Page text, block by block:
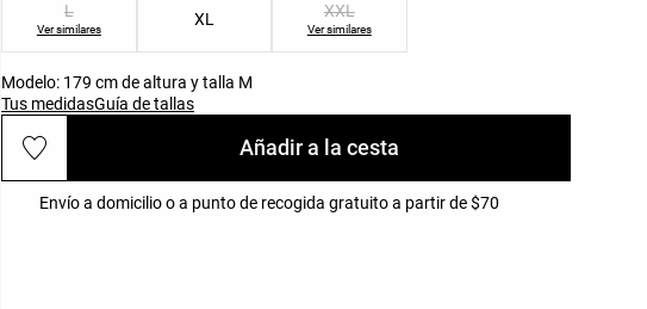
L
Ver similares
XL XXL
Ver similares
Modelo: 179 cm de altura y talla M
Tus medidasGuía de tallas
Añadir a la cesta
Envío a domicilio o a punto de recogida gratuito a partir de $70